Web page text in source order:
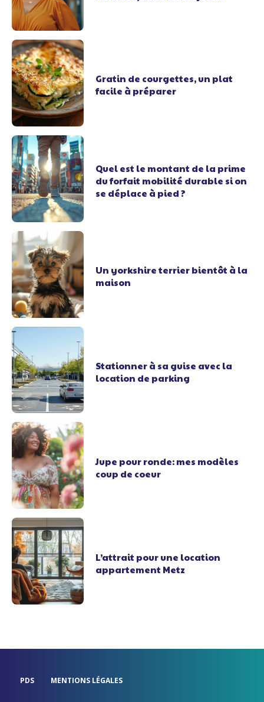
Gratin de courgettes, un plat
facile à préparer
Quel est le montant de la prime
du forfait mobilité durable si on
se déplace à pied ?
Un yorkshire terrier bientôt à la
maison
Stationner à sa guise avec la
location de parking
Jupe pour ronde: mes modèles
coup de coeur
L’attrait pour une location
appartement Metz
PDS MENTIONS LÉGALES